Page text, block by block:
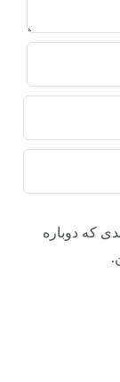
که دوباره